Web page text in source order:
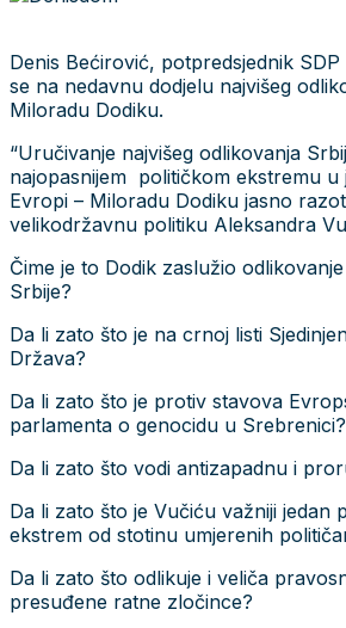
Denis Bećirović, potpredsjednik
se na nedavnu dodjelu najvišeg
Miloradu Dodiku.
“Uručivanje najvišeg odlikovanja
najopasnijem političkom ekstremu u
Evropi – Miloradu Dodiku jasno
velikodržavnu politiku Aleksandra
Čime je to Dodik zaslužio
Srbije?
Da li zato što je na crnoj listi
Država?
Da li zato što je protiv stavova
parlamenta o genocidu u Srebrenici?
Da li zato što vodi antizapadnu i
Da li zato što je Vučiću važniji jedan
ekstrem od stotinu umjerenih
Da li zato što odlikuje i veliča
presuđene ratne zločince?